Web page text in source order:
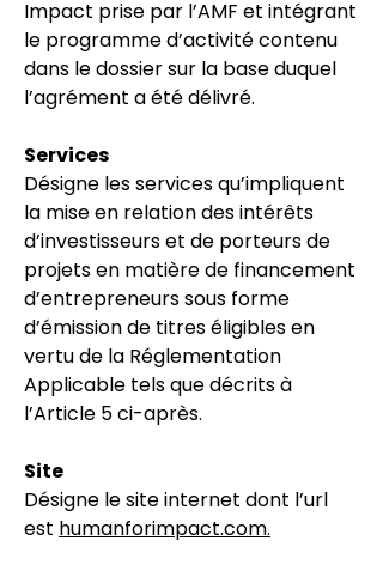
Impact prise par l’AMF et intégrant
le programme d’activité contenu
dans le dossier sur la base duquel
l’agrément a été délivré.
Services
Désigne les services qu’impliquent
la mise en relation des intérêts
d’investisseurs et de porteurs de
projets en matière de financement
d’entrepreneurs sous forme
d’émission de titres éligibles en
vertu de la Réglementation
Applicable tels que décrits à
l’Article 5 ci-après.
Site
Désigne le site internet dont l’url
est humanforimpact.com.